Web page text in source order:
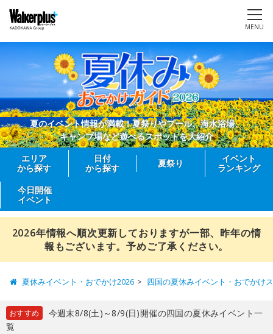
MENU
夏のイベント情報が満載！夏祭りやプール、海水浴場、
キャンプ場など遊べるスポットを大紹介
エリア
から探す
日付
から探す
夏祭り
イベント
ランキング
今日開催
イベント
2026年情報へ順次更新しておりますが一部、昨年の情
報もございます。予めご了承ください。
夏休みイベント・おでかけ2026 四国の夏休みイベント・おでかけ
おすすめ
今週末8/8(土)～8/9(日)開催の四国の夏休みイベント一
覧